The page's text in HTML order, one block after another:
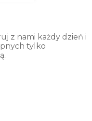
z nami każdy dzień i
tylko